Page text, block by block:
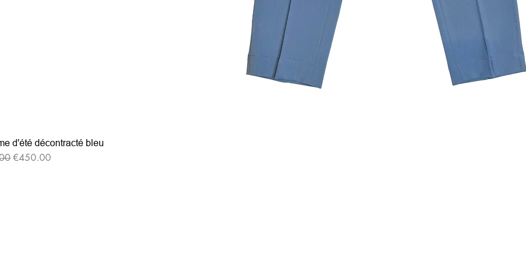
d'été décontracté bleu
セール価格
€450.00